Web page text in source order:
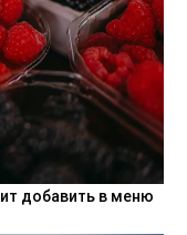
добавить в меню